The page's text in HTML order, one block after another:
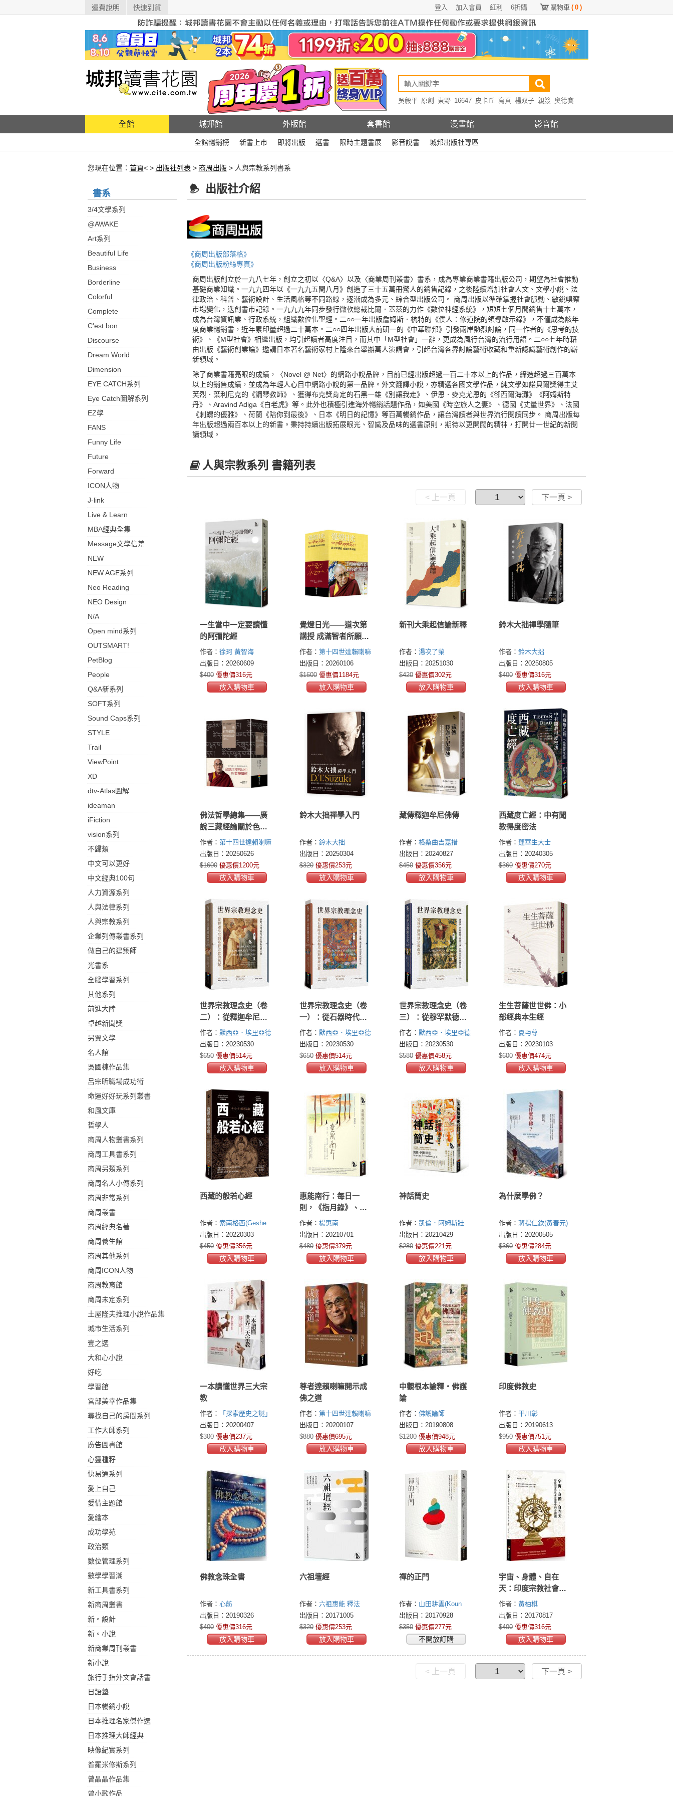
運費說明 快速到貨 購物車 ( 0 )
6折購
紅利
加入會員
登入
吳毅平 原創 東野 16647 皮卡丘 寫真 楊双子 親簽 奧德賽
全館 城邦館 外版館 套書館 漫畫館 影音館
全館暢銷榜 新書上市 即將出版 選書 限時主題書展 影音說書 城邦出版社專區
您現在位置： 首頁< > 出版社列表 > 商周出版 > 人與宗教系列書系
書系
3/4文學系列
@AWAKE
Art系列
Beautiful Life
Business
Borderline
Colorful
Complete
C'est bon
Discourse
Dream World
Dimension
EYE CATCH系列
Eye Catch圖解系列
EZ學
FANS
Funny Life
Future
Forward
ICON人物
J-link
Live & Learn
MBA經典全集
Message文學信差
NEW
NEW AGE系列
Neo Reading
NEO Design
N/A
Open mind系列
OUTSMART!
PetBlog
People
Q&A新系列
SOFT系列
Sound Caps系列
STYLE
Trail
ViewPoint
XD
dtv-Atlas圖解
ideaman
iFiction
vision系列
不歸類
中文可以更好
中文經典100句
人力資源系列
人與法律系列
人與宗教系列
企業列傳叢書系列
做自己的建築師
光書系
全腦學習系列
其他系列
前進大陸
卓越新聞獎
另翼文學
名人館
吳國棟作品集
呂宗昕職場成功術
命運好好玩系列叢書
和風文庫
哲學人
商周人物叢書系列
商周工具書系列
商周另類系列
商周名人小傳系列
商周非常系列
商周叢書
商周經典名著
商周養生館
商周其他系列
商周ICON人物
商周教育館
商周未定系列
土屋隆夫推理小說作品集
城市生活系列
壹之選
大和心小說
好吃
學習館
宮部美幸作品集
尋找自己的房間系列
工作大師系列
廣告圖書館
心靈種籽
快易通系列
愛上自己
愛情主題館
愛繪本
成功學苑
政治類
數位管理系列
數學學習潮
新工具書系列
新商周叢書
新。設計
新。小說
新商業周刊叢書
新小說
旅行手指外文會話書
日語塾
日本暢銷小說
日本推理名家傑作選
日本推理大師經典
映像紀實系列
普羅米修斯系列
曾晶晶作品集
曾小歌作品
出版社介紹
《商周出版部落格》
《商周出版粉絲專頁》
商周出版創立於一九八七年，創立之初以〈Q&A〉以及〈商業周刊叢書〉書系，成為專業商業書籍出版公司，期望為社會推動
基礎商業知識。一九九四年以《一九九五閏八月》創造了三十五萬冊驚人的銷售記錄，之後陸續增加社會人文、文學小說、法
律政治、科普、藝術設計、生活風格等不同路線，逐漸成為多元、綜合型出版公司。 商周出版以準確掌握社會脈動、敏銳嗅察
市場變化，迭創書市記錄。一九九九年同步發行微軟總裁比爾．蓋茲的力作《數位神經系統》，短短七個月間銷售十七萬本，
成為台灣資訊業、行政系統，組織數位化聖經。二○○一年出版詹姆斯．杭特的《僕人：修道院的領導啟示錄》，不僅成為該年
度商業暢銷書，近年累印量超過二十萬本。二○○四年出版大前研一的《中華聯邦》引發兩岸熱烈討論，同一作者的《思考的技
術》、《M型社會》相繼出版，均引起讀者高度注目，而其中「M型社會」一辭，更成為風行台灣的流行用語。二○○七年時藉
由出版《藝術創業論》邀請日本著名藝術家村上隆來台舉辦萬人演講會，引起台灣各界討論藝術收藏和重新認識藝術創作的嶄
新領域。
除了商業書籍亮眼的成績，〈Novel @ Net〉的網路小說品牌，目前已經出版超過一百二十本以上的作品，締造超過三百萬本
以上的銷售成績，並成為年輕人心目中網路小說的第一品牌。外文翻譯小說，亦精選各國文學作品，純文學如諾貝爾獎得主艾
芙烈．葉利尼克的《鋼琴教師》、獲得布克獎肯定的石黑一雄《別讓我走》、伊恩．麥克尤恩的《卻西爾海灘》《阿姆斯特
丹》、Aravind Adiga《白老虎》等。此外也積極引進海外暢銷話題作品，如美國《時空旅人之妻》、德國《丈量世界》、法國
《刺蝟的優雅》、荷蘭《陪你到最後》、日本《明日的記憶》等百萬暢銷作品，讓台灣讀者與世界流行閱讀同步。 商周出版每
年出版超過兩百本以上的新書。秉持持續出版拓展眼光、智識及品味的選書原則，期待以更開闊的精神，打開廿一世紀的新閱
讀領域。
人與宗教系列 書籍列表
< 上一頁 下一頁 >
一生當中一定要讀懂
的阿彌陀經
作者： 徐珂 黃智海
出版日：20260609
$400 優惠價316元
放入購物車
覺燈日光——道次第
講授 成滿智者所願
（全新修訂版，三冊
不分售）
作者： 第十四世達賴喇嘛
(His Holiness the Dalai
Lama)
出版日：20260106
$1600 優惠價1184元
放入購物車
新刊大乘起信論新釋
作者： 湯次了榮
出版日：20251030
$420 優惠價302元
放入購物車
鈴木大拙禪學隨筆
作者： 鈴木大拙
出版日：20250805
$400 優惠價316元
放入購物車
佛法哲學總集——廣
說三藏經論關於色心
諸法之哲學論述（兩
冊）
作者： 第十四世達賴喇嘛
(His Holiness the Dalai
Lama)
出版日：20250626
$1600 優惠價1200元
放入購物車
鈴木大拙禪學入門
作者： 鈴木大拙
出版日：20250304
$320 優惠價253元
放入購物車
藏傳釋迦牟尼佛傳
作者： 格桑曲吉嘉措
出版日：20240827
$450 優惠價356元
放入購物車
西藏度亡經：中有聞
教得度密法
作者： 蓮華生大士
(Padmasambhava)
出版日：20240305
$360 優惠價270元
放入購物車
世界宗教理念史（卷
二）：從釋迦牟尼到
基督宗教的興起
作者： 默西亞．埃里亞德
(Mircea Eliade)
出版日：20230530
$650 優惠價514元
放入購物車
世界宗教理念史（卷
一）：從石器時代到
埃勒烏西斯神祕宗教
作者： 默西亞．埃里亞德
(Mircea Eliade)
出版日：20230530
$650 優惠價514元
放入購物車
世界宗教理念史（卷
三）：從穆罕默德到
宗教改革
作者： 默西亞．埃里亞德
(Mircea Eliade)
出版日：20230530
$580 優惠價458元
放入購物車
生生菩薩世世佛：小
部經典本生經
作者： 夏丏尊
出版日：20230103
$600 優惠價474元
放入購物車
西藏的般若心經
作者： 索南格西(Geshe
Sonam Gyaltsen Gonta)
貢卻斯塔(Kunchok
Shithar)齋藤保高(Saitou
Yasutaka)
出版日：20220303
$450 優惠價356元
放入購物車
惠能南行：每日一
則，《指月錄》、
《續指月錄》的禪宗
故事與人生智慧
作者： 楊惠南
出版日：20210701
$480 優惠價379元
放入購物車
神話簡史
作者： 凱倫．阿姆斯壯
(Karen Armstrong)
出版日：20210429
$280 優惠價221元
放入購物車
為什麼學佛？
作者： 蔣揚仁欽(黃春元)
出版日：20200505
$360 優惠價284元
放入購物車
一本讀懂世界三大宗
教
作者：
「探索歷史之謎」
會
出版日：20200407
$300 優惠價237元
放入購物車
尊者達賴喇嘛開示成
佛之道
作者： 第十四世達賴喇嘛
(His Holiness the Dalai
Lama)圖丹．卻淮
(Thubten Chodron)
出版日：20200107
$880 優惠價695元
放入購物車
中觀根本論釋‧佛護
論
作者： 佛護論師
出版日：20190808
$1200 優惠價948元
放入購物車
印度佛教史
作者： 平川彰
出版日：20190613
$950 優惠價751元
放入購物車
佛教念珠全書
作者： 心舫
出版日：20190326
$400 優惠價316元
放入購物車
六祖壇經
作者： 六祖惠能 釋法
海丁福保
出版日：20171005
$320 優惠價253元
放入購物車
禪的正門
作者： 山田耕雲(Koun
Yamada)
出版日：20170928
$350 優惠價277元
不開放訂購
宇宙、身體、自在
天：印度宗教社會思
想中的身體觀
作者： 黃柏棋
出版日：20170817
$400 優惠價316元
放入購物車
< 上一頁 下一頁 >